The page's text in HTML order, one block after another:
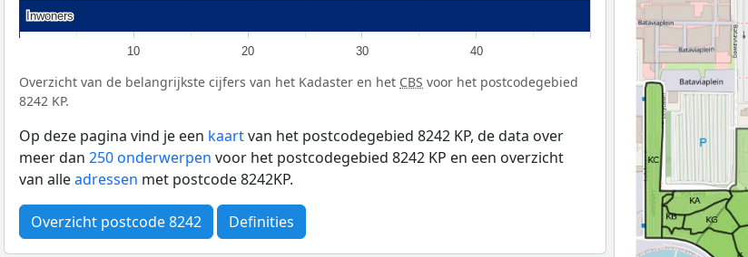
10 20 30 40
Inwoners
Inwoners
Overzicht van de belangrijkste cijfers van het Kadaster en het CBS voor het postcodegebied
8242 KP.
Op deze pagina vind je een kaartvan het postcodegebied 8242 KP, de data over
meer dan 250 onderwerpen voor het postcodegebied 8242 KP en een overzicht
van alleadressen met postcode 8242KP.
Overzicht postcode 8242 Definities